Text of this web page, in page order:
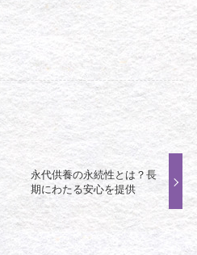
永代供養の永続性とは？長
期にわたる安心を提供